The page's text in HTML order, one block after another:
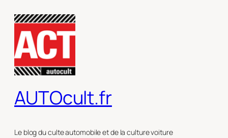
contenu
AUTOcult.fr
Le blog du culte automobile et de la culture voiture